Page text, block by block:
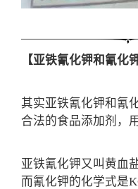
【亚铁氰化钾和氰化钾
其实亚铁氰化钾和氰
合法的食品添加剂，
亚铁氰化钾又叫黄血
而氰化钾的化学式是